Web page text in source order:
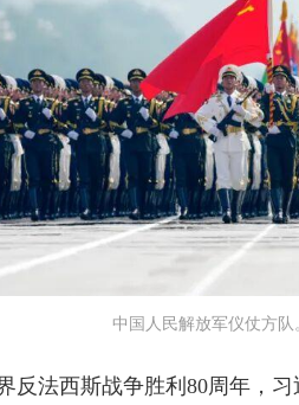
中国人民解放军仪仗方
反法西斯战争胜利80周年，